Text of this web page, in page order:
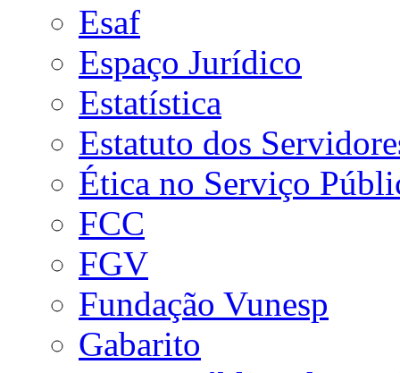
Esaf
Espaço Jurídico
Estatística
Estatuto dos
Ética no Serviço
FCC
FGV
Fundação Vunesp
Gabarito